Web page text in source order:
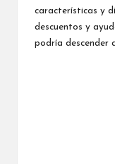
características y
descuentos y
podría descender